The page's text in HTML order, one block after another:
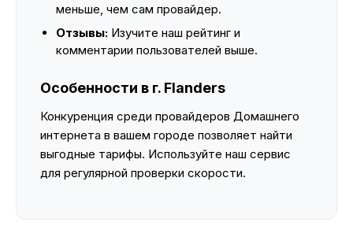
меньше, чем сам провайдер.
Отзывы: Изучите наш рейтинг и
комментарии пользователей выше.
Особенности в г. Flanders
Конкуренция среди провайдеров Домашнего
интернета в вашем городе позволяет найти
выгодные тарифы. Используйте наш сервис
для регулярной проверки скорости.